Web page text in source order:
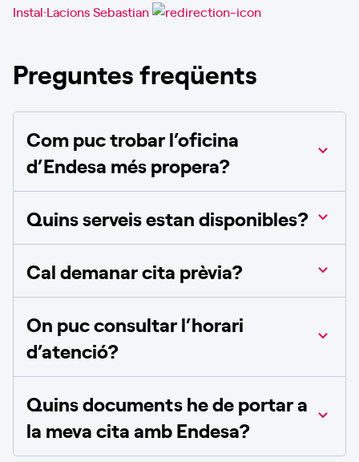
Instal·Lacions Sebastian
Preguntes freqüents
Com puc trobar l’oficina
d’Endesa més propera?
Quins serveis estan disponibles?
Cal demanar cita prèvia?
On puc consultar l’horari
d’atenció?
Quins documents he de portar a
la meva cita amb Endesa?